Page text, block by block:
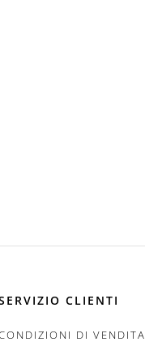
CLIENTI
DI VENDITA